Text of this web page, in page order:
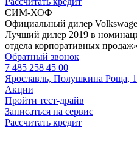
СИМ-ХОФ
Официальный дилер
Лучший дилер 2019 в
отдела корпоративных продаж»
Обратный звонок
7 485 258 45 00
Ярославль, Полушкина Роща,
Акции
Пройти тест-драйв
Записаться на сервис
Рассчитать кредит